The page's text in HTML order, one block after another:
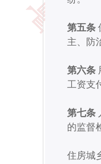
第五条
主、防
第六条
工资支
第七条
的监督
住房城